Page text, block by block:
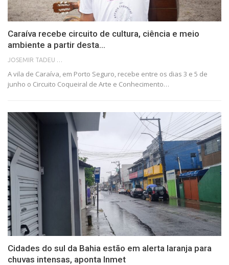
Caraíva recebe circuito de cultura, ciência e meio
ambiente a partir desta…
JOSEMIR TADEU FONSECA
A vila de Caraíva, em Porto Seguro, recebe entre os dias 3 e 5 de
junho o Circuito Coqueiral de Arte e Conhecimento…
Cidades do sul da Bahia estão em alerta laranja para
chuvas intensas, aponta Inmet